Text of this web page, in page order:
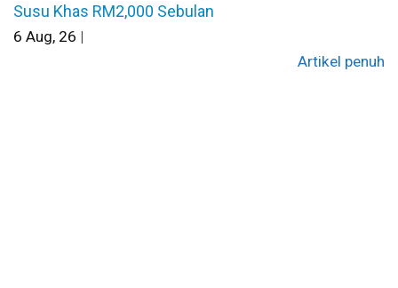
Susu Khas RM2,000 Sebulan
6 Aug, 26 |
Artikel penuh